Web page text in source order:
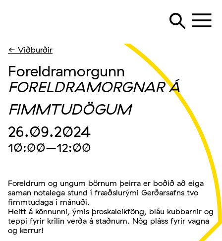
← Viðburðir
Foreldramorgunn
FORELDRAMORGNAR Á
FIMMTUDÖGUM
26.09.2024
10:00–12:00
Foreldrum og ungum börnum þeirra er boðið að eiga
saman notalega stund í fræðslurými Gerðarsafns tvo
fimmtudaga í mánuði.
Heitt á könnunni, ýmis þroskaleikföng, bláu kubbarnir og
teppi fyrir krílin verða á staðnum. Nóg pláss fyrir vagna
og kerrur!